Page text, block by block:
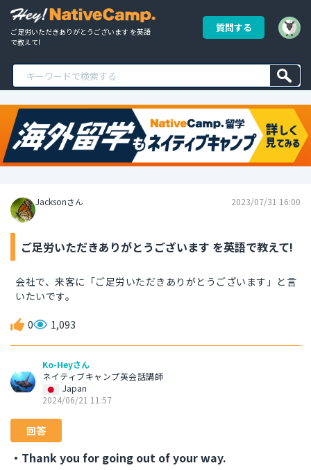
ご足労いただきありがとうございます を英語
で教えて!
質問する
Jacksonさん 2023/07/31 16:00
ご足労いただきありがとうございます を英語で教えて!
会社で、来客に「ご足労いただきありがとうございます」と言
いたいです。
0 1,093
Ko-Heyさん
ネイティブキャンプ英会話講師
Japan
2024/06/21 11:57
回答
・Thank you for going out of your way.